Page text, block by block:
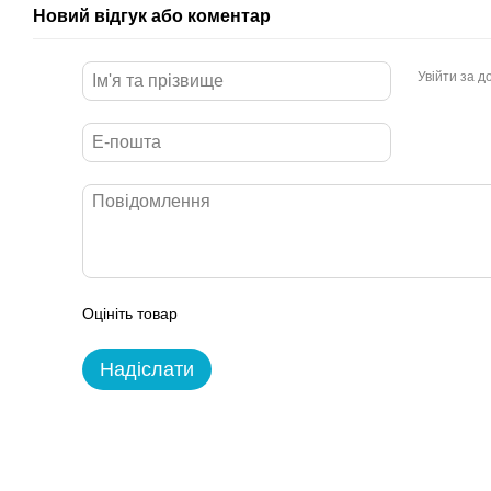
Новий відгук або коментар
Увійти за
Оцініть товар
Надіслати